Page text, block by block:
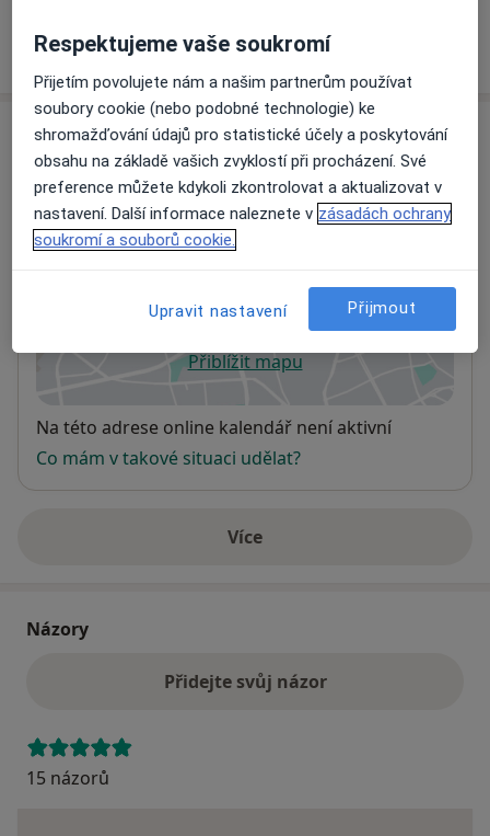
Jak fungují ceny?
Adresy (2)
Adresa 1 Adresa 2
612 00
Přiblížit mapuse otevře v nové záložce
Dostupnost
Na této adrese online kalendář není aktivní
Co mám v takové situaci udělat?
Víceo adrese
Názory
Přidejte svůj názor
15 názorů
Respektujeme vaše soukromí
Přijetím povolujete nám a našim partnerům používat
soubory cookie (nebo podobné technologie) ke
shromažďování údajů pro statistické účely a poskytování
obsahu na základě vašich zvyklostí při procházení. Své
preference můžete kdykoli zkontrolovat a aktualizovat v
nastavení. Další informace naleznete v zásadách ochrany
soukromí a souborů cookie.
Upravit nastavení Přijmout